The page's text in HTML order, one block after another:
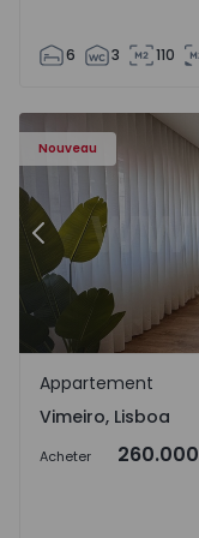
6 3 110
Nouveau
Appartement T1
Précédent
Vimeiro, Lisboa
Appartement
Vimeiro, Lisboa
Acheter